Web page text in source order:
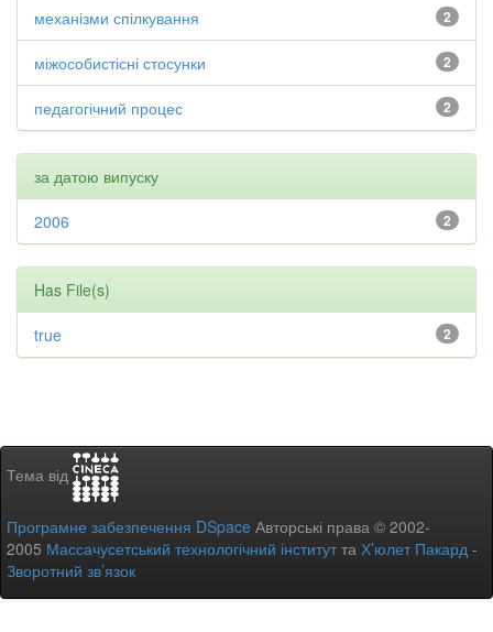
2
механізми спілкування
2
міжособистісні стосунки
2
педагогічний процес
за датою випуску
2
2006
Has File(s)
2
true
Тема від
Програмне забезпечення DSpace Авторські права © 2002-
2005 Массачусетський технологічний інститутта Х’юлет Пакард -
Зворотний зв’язок